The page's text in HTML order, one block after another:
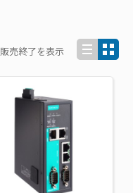
販売終了を表示